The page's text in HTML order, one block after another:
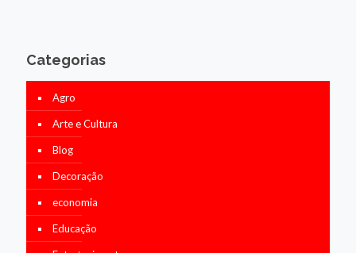
Categorias
Agro
Arte e Cultura
Blog
Decoração
economia
Educação